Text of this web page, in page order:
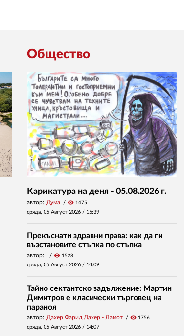
Общество
Карикатура на деня - 05.08.2026 г.
автор: Дума visibility 1475
сряда, 05 Август 2026 / 15:39
Прекъснати здравни права: как да ги
възстановите стъпка по стъпка
автор: visibility 1528
сряда, 05 Август 2026 / 14:09
Тайно сектантско задължение: Мартин
Димитров е класически търговец на
параноя
автор: Дахер Фарид Дахер - Ламот visibility 1756
сряда, 05 Август 2026 / 14:07